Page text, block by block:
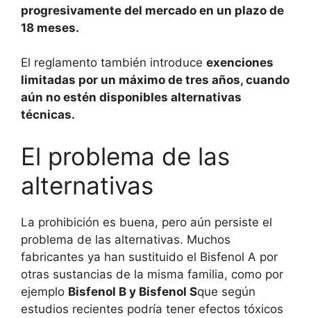
progresivamente del mercado en un plazo de
18 meses.
El reglamento también introduce exenciones
limitadas por un máximo de tres años, cuando
aún no estén disponibles alternativas
técnicas.
El problema de las
alternativas
La prohibición es buena, pero aún persiste el
problema de las alternativas. Muchos
fabricantes ya han sustituido el Bisfenol A por
otras sustancias de la misma familia, como por
ejemplo Bisfenol B y Bisfenol Sque según
estudios recientes podría tener efectos tóxicos